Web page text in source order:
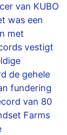
van KUBO
was een
met
vestigt
de gehele
fundering
van 80
Farms